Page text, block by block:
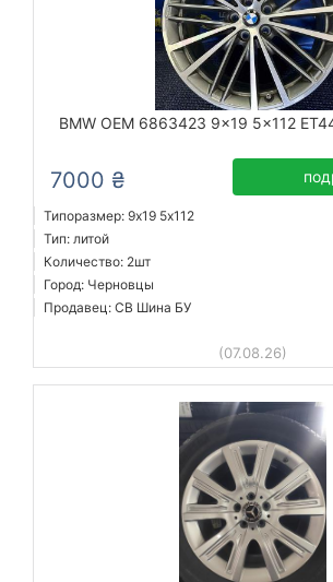
BMW OEM 6863423 9x19 5x112
7000 ₴
Типоразмер: 9x19 5х112
Тип: литой
Количество: 2шт
Город: Черновцы
Продавец: СВ Шина БУ
(07.08.26)